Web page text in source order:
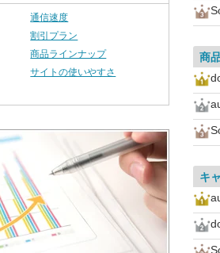
通信速度
割引プラン
商品ラインナップ
サイトの使いやすさ
商
キ